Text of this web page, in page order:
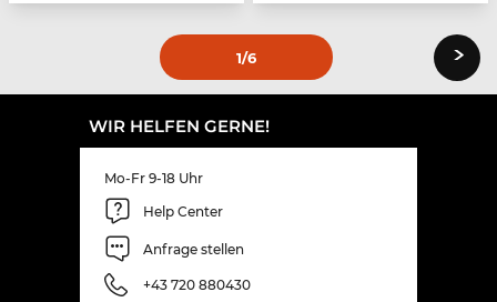
1/6 ›
WIR HELFEN GERNE!
Mo-Fr 9-18 Uhr
Help Center
Anfrage stellen
+43 720 880430